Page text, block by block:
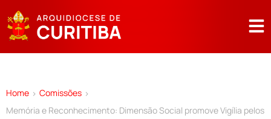
Home > Comissões >
Memória e Reconhecimento: Dimensão Social promove Vigília pelos